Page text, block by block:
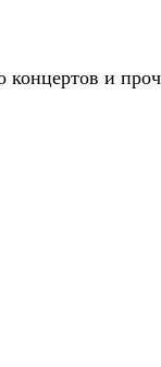
концертов и